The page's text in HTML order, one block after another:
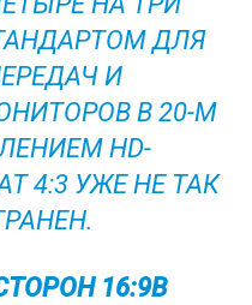
ДЛЯ
И
В 20-М
HD-
4:3 УЖЕ НЕ ТАК
16:9В